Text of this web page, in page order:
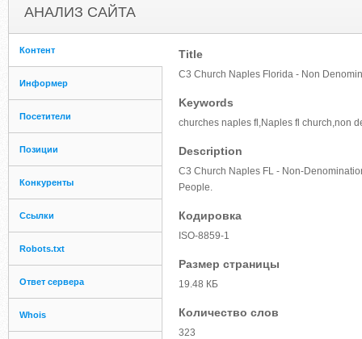
АНАЛИЗ САЙТА
Контент
Информер
Посетители
Позиции
Конкуренты
Ссылки
Robots.txt
Ответ сервера
Whois
Title
C3 Church Naples Florida - Non
Keywords
churches naples fl,Naples fl church,non
Description
C3 Church Naples FL - Non-
People.
Кодировка
ISO-8859-1
Размер страницы
19.48 КБ
Количество слов
323